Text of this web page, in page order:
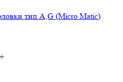
тип A,G (Micro Matic)
+